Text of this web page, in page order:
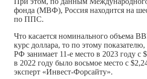
фонда (МВФ), Россия находится на
по ППС.
Что касается номинального объема
курс доллара, то по этому
РФ занимает 11-е место в 2023 году с
в 2022 году было восьмое место с
эксперт «Инвест-Форсайту».